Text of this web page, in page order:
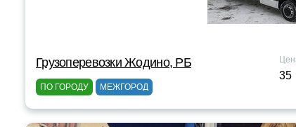
Грузоперевозки Жодино, РБ
ПО ГОРОДУ МЕЖГОРОД
35